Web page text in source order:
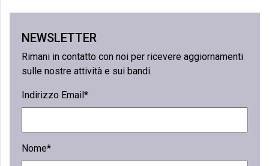
NEWSLETTER
Rimani in contatto con noi per ricevere aggiornamenti
sulle nostre attività e sui bandi.
Indirizzo Email*
Nome*